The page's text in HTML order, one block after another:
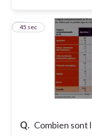
Q. Combien sont
2
45 sec